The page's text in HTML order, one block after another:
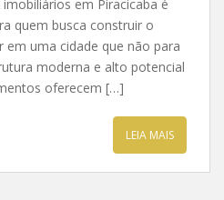
em Piracicaba é
quem busca construir o
uma cidade que não para
moderna e alto potencial
oferecem […]
LEIA MAIS